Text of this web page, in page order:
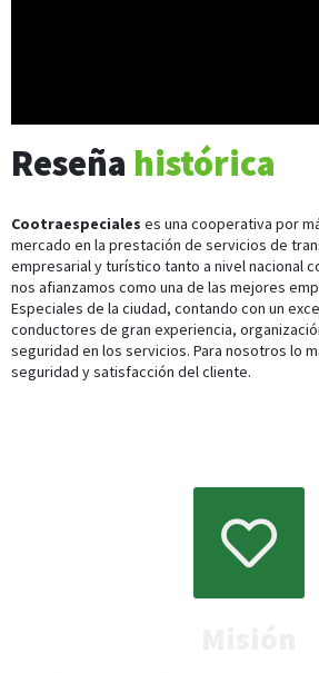
Reseña histórica
Cootraespeciales es una cooperativa por
mercado en la prestación de servicios de
empresarial y turístico tanto a nivel nacional
nos afianzamos como una de las mejores
Especiales de la ciudad, contando con un
conductores de gran experiencia,
seguridad en los servicios. Para nosotros lo
seguridad y satisfacción del cliente.